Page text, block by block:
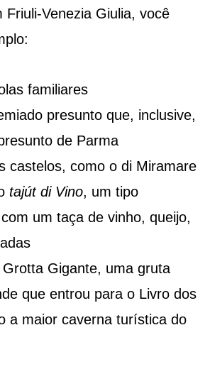
Friuli-Venezia Giulia, você
familiares
presunto que, inclusive,
de Parma
castelos, como o di Miramare
tajút di Vino, um tipo
com um taça de vinho, queijo,
Gigante, uma gruta
que entrou para o Livro dos
a maior caverna turística do